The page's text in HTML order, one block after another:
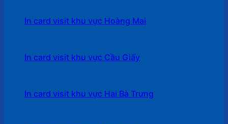
In card visit khu vực Hoàng Mai
In card visit khu vực Cầu Giấy
In card visit khu vực Hai Bà Trưng